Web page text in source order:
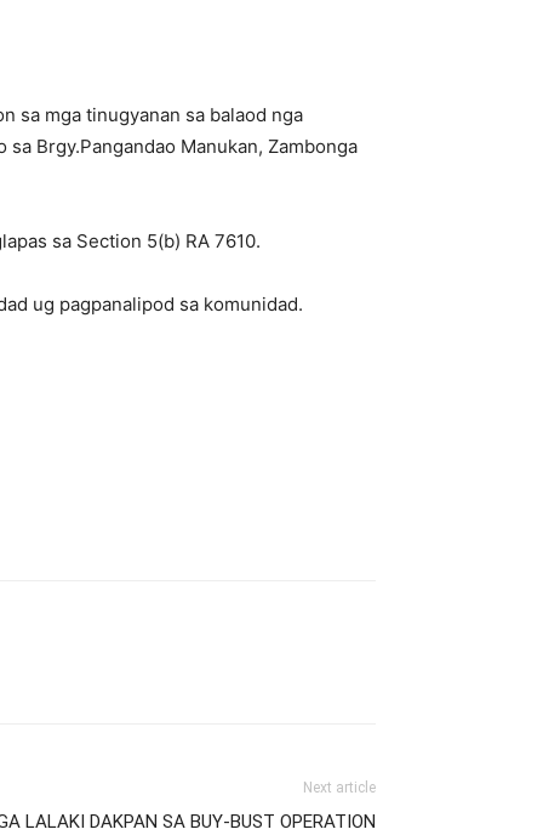
sa mga tinugyanan sa balaod nga
Brgy.Pangandao Manukan, Zambonga
sa Section 5(b) RA 7610.
ug pagpanalipod sa komunidad.
Next article
LALAKI DAKPAN SA BUY-BUST OPERATION